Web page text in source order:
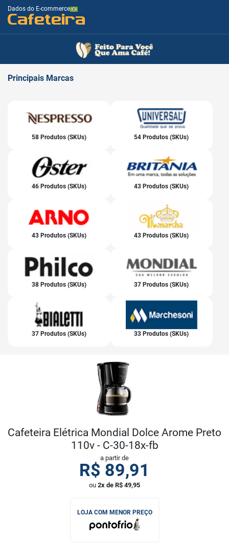
Dados do E-commerce
Cafeteira
Principais Marcas
58 Produtos (SKUs) 54 Produtos (SKUs)
46 Produtos (SKUs) 43 Produtos (SKUs)
43 Produtos (SKUs) 43 Produtos (SKUs)
38 Produtos (SKUs) 37 Produtos (SKUs)
37 Produtos (SKUs) 33 Produtos (SKUs)
Cafeteira Elétrica Mondial Dolce Arome Preto
110v - C-30-18x-fb
a partir de
R$ 89,91
ou 2x de R$ 49,95
LOJA COM MENOR PREÇO